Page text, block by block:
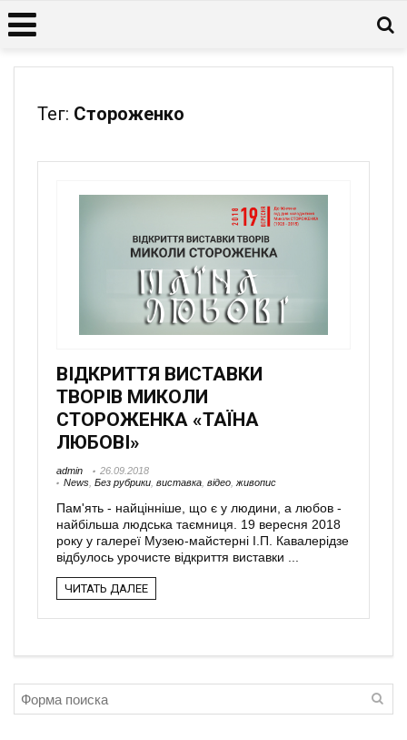
Тег: Стороженко
ВІДКРИТТЯ ВИСТАВКИ
ТВОРІВ МИКОЛИ
СТОРОЖЕНКА «ТАЇНА
ЛЮБОВІ»
admin
26.09.2018
News Без рубрики виставка відео живопис
Пам'ять - найцінніше, що є у людини, а любов -
найбільша людська таємниця. 19 вересня 2018
року у галереї Музею-майстерні І.П. Кавалерідзе
відбулось урочисте відкриття виставки ...
ЧИТАТЬ ДАЛЕЕ